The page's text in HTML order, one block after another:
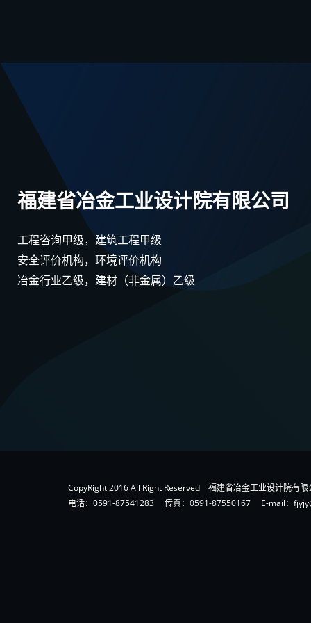
福建省冶金工业设计院有限公司
工程咨询甲级，建筑工程甲级
安全评价机构，环境评价机构
冶金行业乙级，建材（非金属）乙级
CopyRight 2016 All Right Reserved 福建省冶金工业设计院有
电话：0591-87541283 传真：0591-87550167 E-mail：